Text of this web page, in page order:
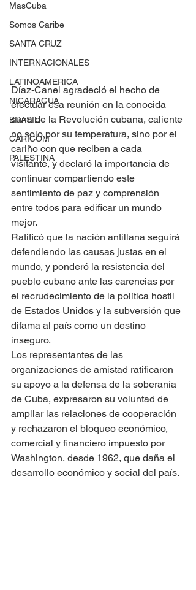
MasCuba
Somos Caribe
SANTA CRUZ
INTERNACIONALES
LATINOAMERICA
NICARAGUA
BRASIL
CARICOM
PALESTINA
Díaz-Canel agradeció el hecho de
efectuar esa reunión en la conocida
cuna de la Revolución cubana, caliente
no solo por su temperatura, sino por el
cariño con que reciben a cada
visitante, y declaró la importancia de
continuar compartiendo este
sentimiento de paz y comprensión
entre todos para edificar un mundo
mejor.
Ratificó que la nación antillana seguirá
defendiendo las causas justas en el
mundo, y ponderó la resistencia del
pueblo cubano ante las carencias por
el recrudecimiento de la política hostil
de Estados Unidos y la subversión que
difama al país como un destino
inseguro.
Los representantes de las
organizaciones de amistad ratificaron
su apoyo a la defensa de la soberanía
de Cuba, expresaron su voluntad de
ampliar las relaciones de cooperación
y rechazaron el bloqueo económico,
comercial y financiero impuesto por
Washington, desde 1962, que daña el
desarrollo económico y social del país.